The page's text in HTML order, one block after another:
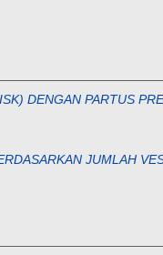
DENGAN PARTUS
JUMLAH